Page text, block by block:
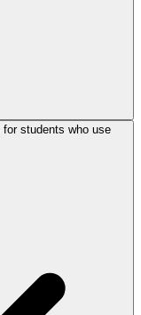
students who use